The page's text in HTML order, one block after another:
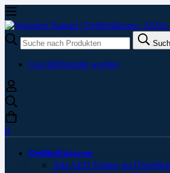
Suche
nach:
Geschäftskunde werden
0
Defibrillatoren
Alle AED Trainer im